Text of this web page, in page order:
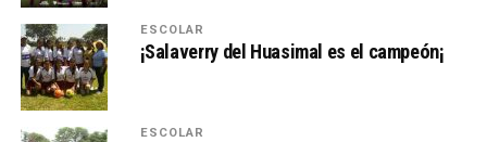
ESCOLAR
¡Salaverry del Huasimal es el campeón¡
ESCOLAR